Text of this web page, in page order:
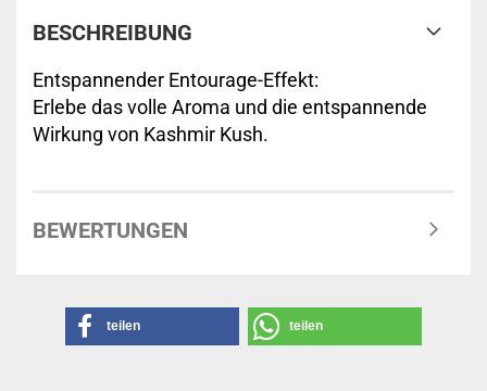
BESCHREIBUNG
Entspannender Entourage-Effekt:
Erlebe das volle Aroma und die entspannende
Wirkung von Kashmir Kush.
BEWERTUNGEN
teilen teilen